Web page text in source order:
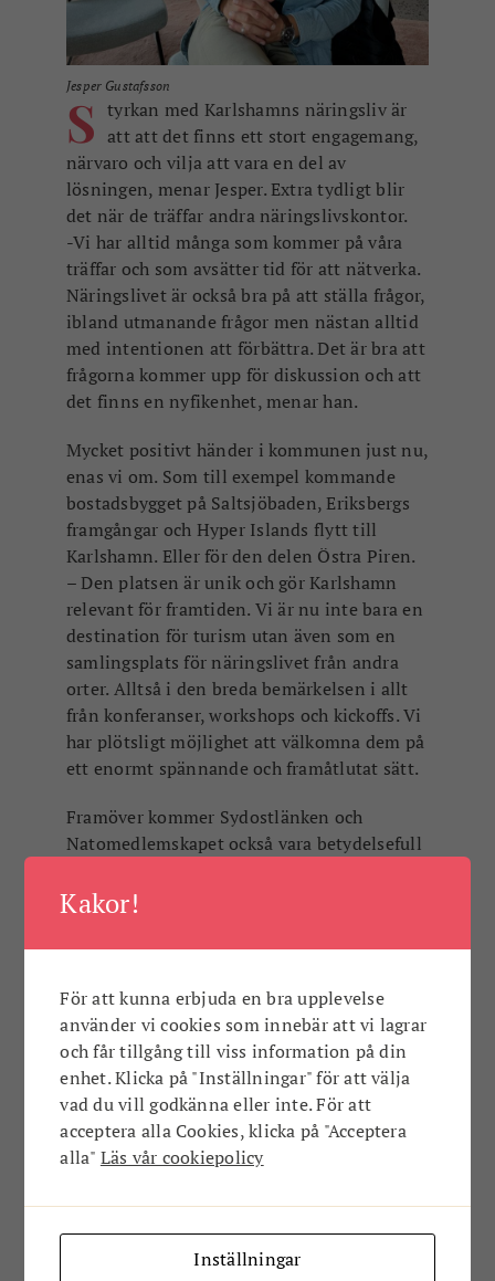
Jesper Gustafsson
S tyrkan med Karlshamns näringsliv är
att att det finns ett stort engagemang,
närvaro och vilja att vara en del av
lösningen, menar Jesper. Extra tydligt blir
det när de träffar andra näringslivskontor.
-Vi har alltid många som kommer på våra
träffar och som avsätter tid för att nätverka.
Näringslivet är också bra på att ställa frågor,
ibland utmanande frågor men nästan alltid
med intentionen att förbättra. Det är bra att
frågorna kommer upp för diskussion och att
det finns en nyfikenhet, menar han.
Mycket positivt händer i kommunen just nu,
enas vi om. Som till exempel kommande
bostadsbygget på Saltsjöbaden, Eriksbergs
framgångar och Hyper Islands flytt till
Karlshamn. Eller för den delen Östra Piren.
– Den platsen är unik och gör Karlshamn
relevant för framtiden. Vi är nu inte bara en
destination för turism utan även som en
samlingsplats för näringslivetfrån andra
orter. Alltså i den breda bemärkelsen i allt
från konferanser, workshops och kickoffs. Vi
har plötsligt möjlighet att välkomna dem på
ett enormt spännande och framåtlutat sätt.
Framöver kommer Sydostlänken och
Natomedlemskapet också vara betydelsefull
– I allt från inflytt i Blekinge och Karlshamn
potential att bli ytterligare en tillväxtfaktor
På det mera privata planet nämner han
Mörrums och Hällaryds skolor som fina
satsningar för ökat attraktionsvärde men
även den lokala handeln.
– Vi ska vara stolta över att vi behållit vår
stadskärna så levande och att den lokala
Utmaningar har alltid funnits för handlarna
men det är duktiga på att ta sig runt dem,
Kakor!
För att kunna erbjuda en bra upplevelse
använder vi cookies som innebär att vi lagrar
och får tillgång till viss information på din
enhet. Klicka på "Inställningar" för att välja
vad du vill godkänna eller inte. För att
acceptera alla Cookies, klicka på "Acceptera
alla" Läs vår cookiepolicy
Inställningar